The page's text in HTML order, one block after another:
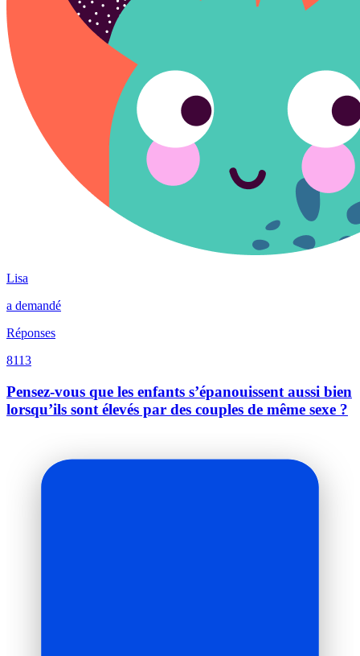
Lisa
a demandé
Réponses
8113
Pensez-vous que les enfants s’épanouissent aussi bien
lorsqu’ils sont élevés par des couples de même sexe ?